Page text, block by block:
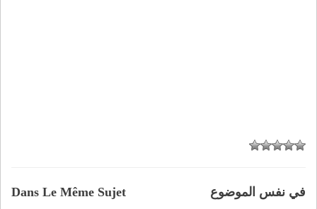
Dans Le Même Sujet في نفس الموضوع